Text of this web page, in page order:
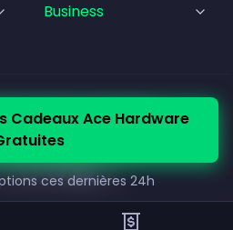
Cadeaux Ace Hardware
ces dernières 24h
Business
•Conditions d'utilisation
• Politique relative aux cookies
légales